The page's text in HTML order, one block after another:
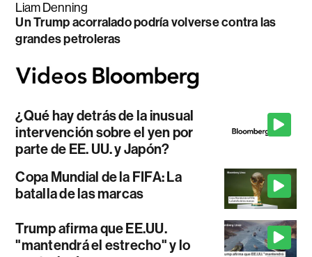
Liam Denning
Un Trump acorralado podría volverse contra las
grandes petroleras
¿Qué hay detrás de la inusual
intervención sobre el yen por
parte de EE. UU. y Japón?
Copa Mundial de la FIFA: La
batalla de las marcas
Trump afirma que EE.UU.
"mantendrá el estrecho" y lo